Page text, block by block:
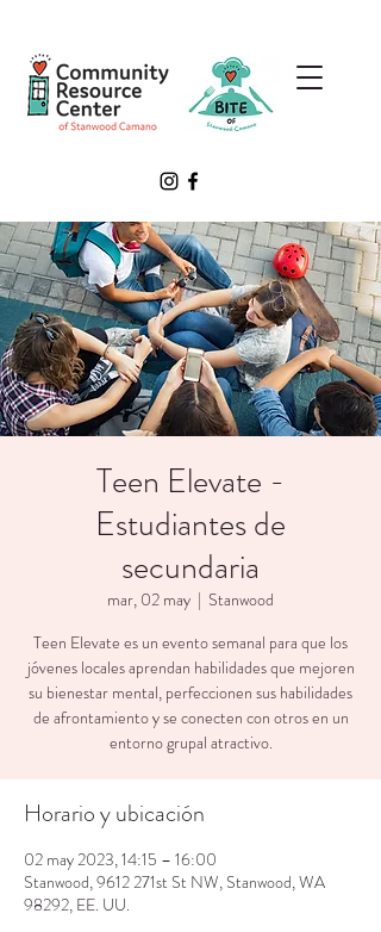
Teen Elevate -
Estudiantes de
secundaria
mar, 02 may
  |
Stanwood
Teen Elevate es un evento semanal para que los
jóvenes locales aprendan habilidades que mejoren
su bienestar mental, perfeccionen sus habilidades
de afrontamiento y se conecten con otros en un
entorno grupal atractivo.
Horario y ubicación
02 may 2023, 14:15 – 16:00
Stanwood, 9612 271st St NW, Stanwood, WA
98292, EE. UU.